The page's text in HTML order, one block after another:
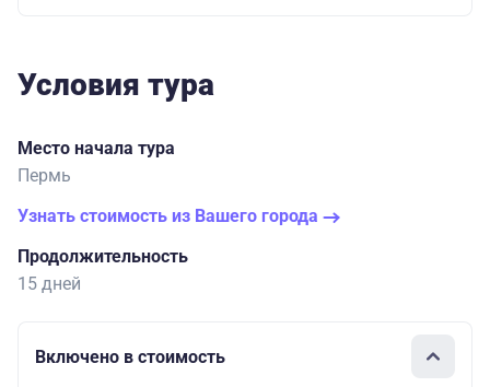
Условия тура
Место начала тура
Пермь
Узнать стоимость из Вашего города
Продолжительность
15 дней
Включено в стоимость